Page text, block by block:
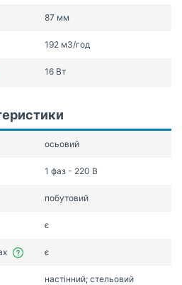
87 мм
192 мЗ/год
16 Вт
осьовий
1 фаз - 220 В
побутовий
є
є
настінний; стельовий